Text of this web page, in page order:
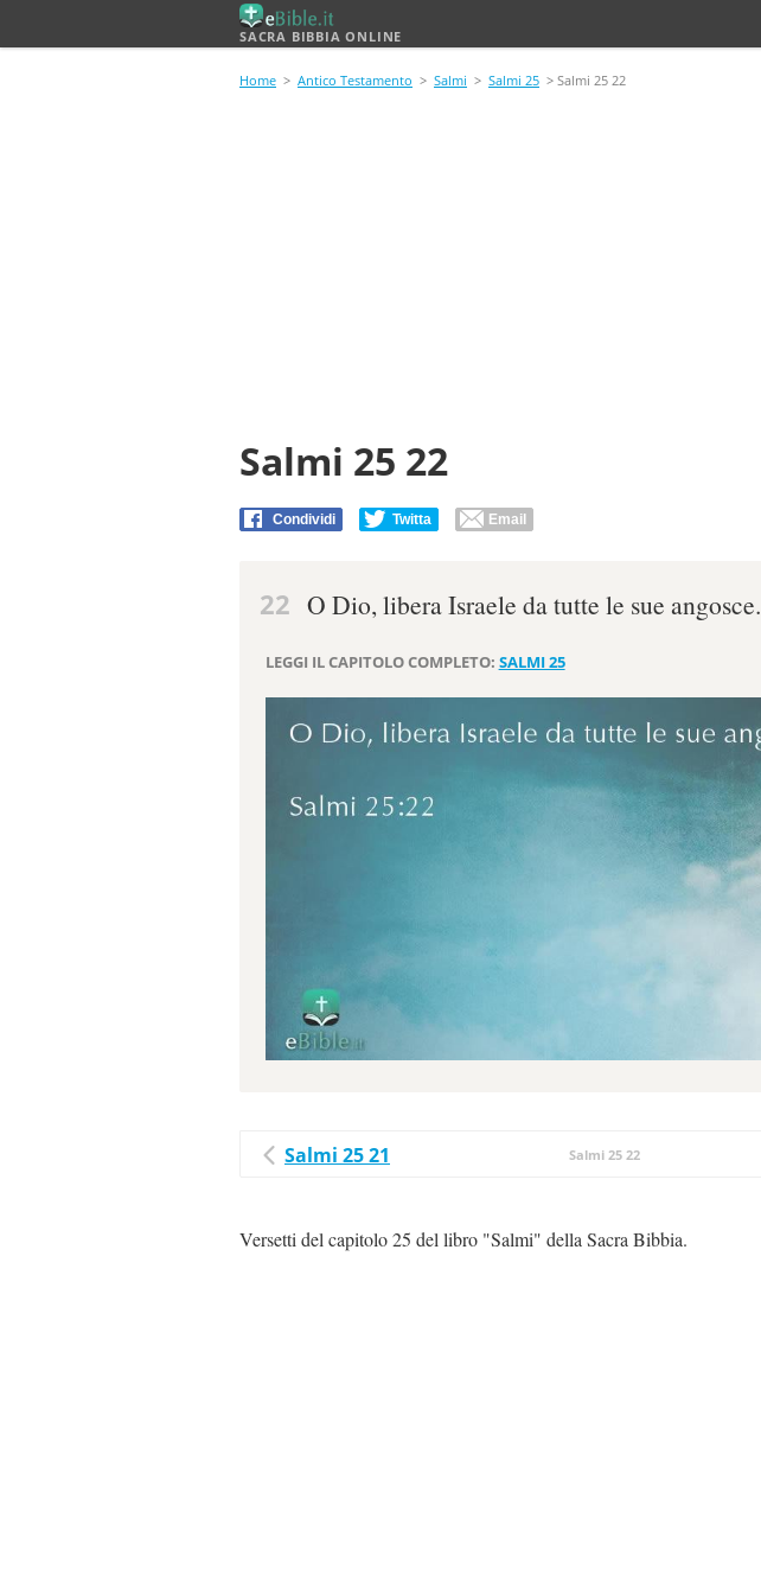
SACRA BIBBIA ONLINE
Home > Antico Testamento > Salmi > Salmi 25 > Salmi 25 22
Salmi 25 22
Condividi Twitta Email
22 O Dio, libera Israele da tutte le sue angosce.
LEGGI IL CAPITOLO COMPLETO: SALMI 25
Salmi 25 21 Salmi 25 22
Versetti del capitolo 25 del libro "Salmi" della Sacra Bibbia.